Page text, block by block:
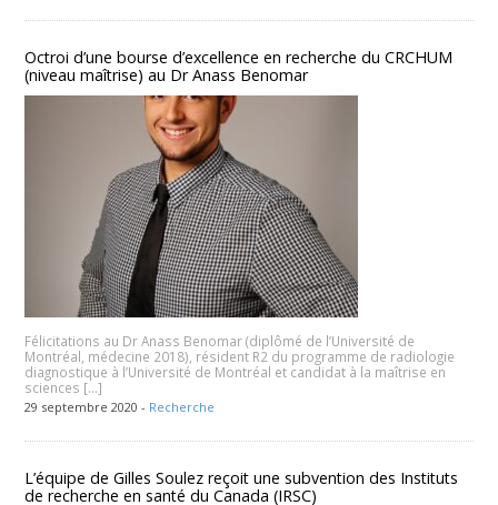
Octroi d’une bourse d’excellence en recherche du CRCHUM
(niveau maîtrise) au Dr Anass Benomar
Félicitations au Dr Anass Benomar (diplômé de l’Université de
Montréal, médecine 2018), résident R2 du programme de radiologie
diagnostique à l’Université de Montréal et candidat à la maîtrise en
sciences […]
29 septembre 2020 - Recherche
L’équipe de Gilles Soulez reçoit une subvention des Instituts
de recherche en santé du Canada (IRSC)